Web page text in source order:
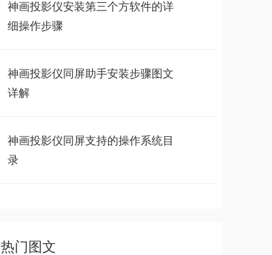
神画投影仪安装第三个方软件的详
细操作步骤
神画投影仪同屏助手安装步骤图文
详解
神画投影仪同屏支持的操作系统目
录
热门图文